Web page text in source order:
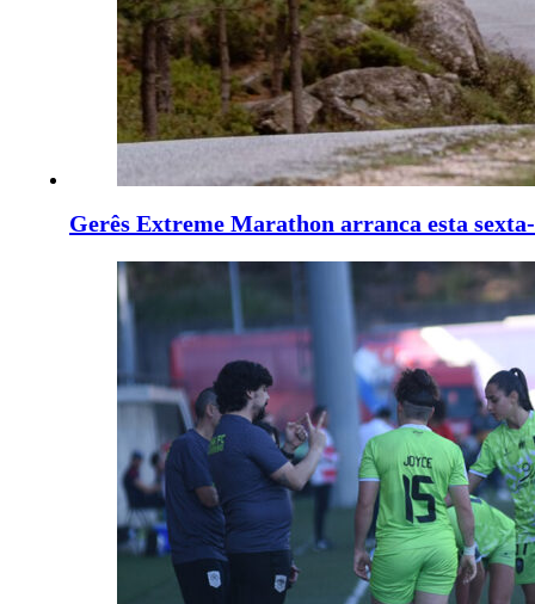
Gerês Extreme Marathon arranca esta